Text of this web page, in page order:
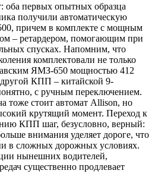
первых опытных образца
получили автоматическую
причем в комплекте с мощным
– ретардером, помогающим при
спусках. Напомним, что
комплектовали не только
ЯМЗ-650 мощностью 412
КПП – китайской 9-
с ручным переключением.
тоже стоит автомат Allison, но
крутящий момент. Переход к
КПП шаг, безусловно, верный:
внимания уделяет дороге, что
в сложных дорожных условиях.
нынешних водителей,
существенно продлевает